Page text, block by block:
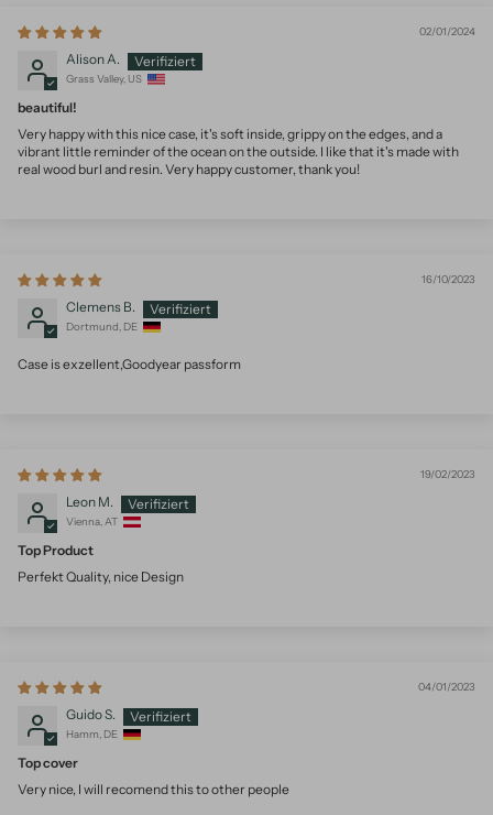
02/01/2024
Alison A.
Grass Valley, US
beautiful!
Very happy with this nice case, it's soft inside, grippy on the edges, and a
vibrant little reminder of the ocean on the outside. I like that it's made with
real wood burl and resin. Very happy customer, thank you!
16/10/2023
Clemens B.
Dortmund, DE
Case is exzellent,Goodyear passform
19/02/2023
Leon M.
Vienna, AT
Top Product
Perfekt Quality, nice Design
04/01/2023
Guido S.
Hamm, DE
Top cover
Very nice, I will recomend this to other people